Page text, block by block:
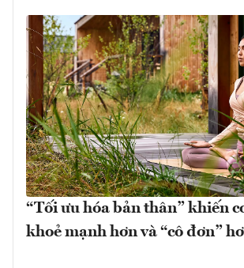
“Tối ưu hóa bản thân” khiến
khoẻ mạnh hơn và “cô đơn”